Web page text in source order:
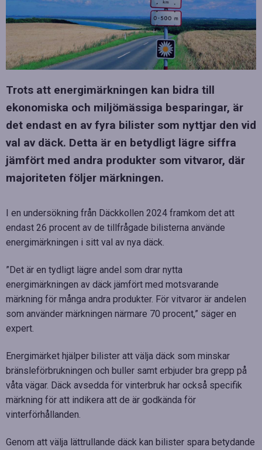
Trots att energimärkningen kan bidra till
ekonomiska och miljömässiga besparingar, är
det endast en av fyra bilister som nyttjar den vid
val av däck. Detta är en betydligt lägre siffra
jämfört med andra produkter som vitvaror, där
majoriteten följer märkningen.
I en undersökning från Däckkollen 2024 framkom det att
endast 26 procent av de tillfrågade bilisterna använde
energimärkningen i sitt val av nya däck.
”Det är en tydligt lägre andel som drar nytta
energimärkningen av däck jämfört med motsvarande
märkning för många andra produkter. För vitvaror är andelen
som använder märkningen närmare 70 procent,” säger en
expert.
Energimärket hjälper bilister att välja däck som minskar
bränsleförbrukningen och buller samt erbjuder bra grepp på
våta vägar. Däck avsedda för vinterbruk har också specifik
märkning för att indikera att de är godkända för
vinterförhållanden.
Genom att välja lättrullande däck kan bilister spara betydande